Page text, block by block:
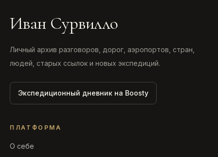
Иван Сурвилло
Личный архив разговоров, дорог, аэропортов, стран,
людей, старых ссылок и новых экспедиций.
Экспедиционный дневник на Boosty
ПЛАТФОРМА
О себе